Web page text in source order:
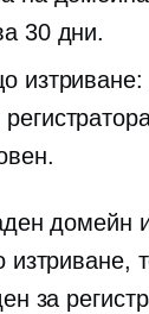
30 дни.
домейн
изтриване,
за